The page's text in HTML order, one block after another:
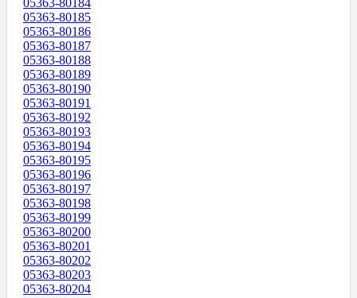
05363-80184
05363-80185
05363-80186
05363-80187
05363-80188
05363-80189
05363-80190
05363-80191
05363-80192
05363-80193
05363-80194
05363-80195
05363-80196
05363-80197
05363-80198
05363-80199
05363-80200
05363-80201
05363-80202
05363-80203
05363-80204